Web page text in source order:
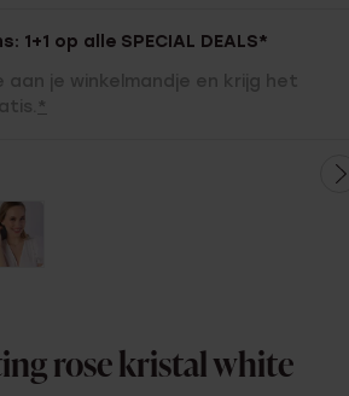
1+1 op alle SPECIAL DEALS*
aan je winkelmandje en krijg het
*
rose kristal white